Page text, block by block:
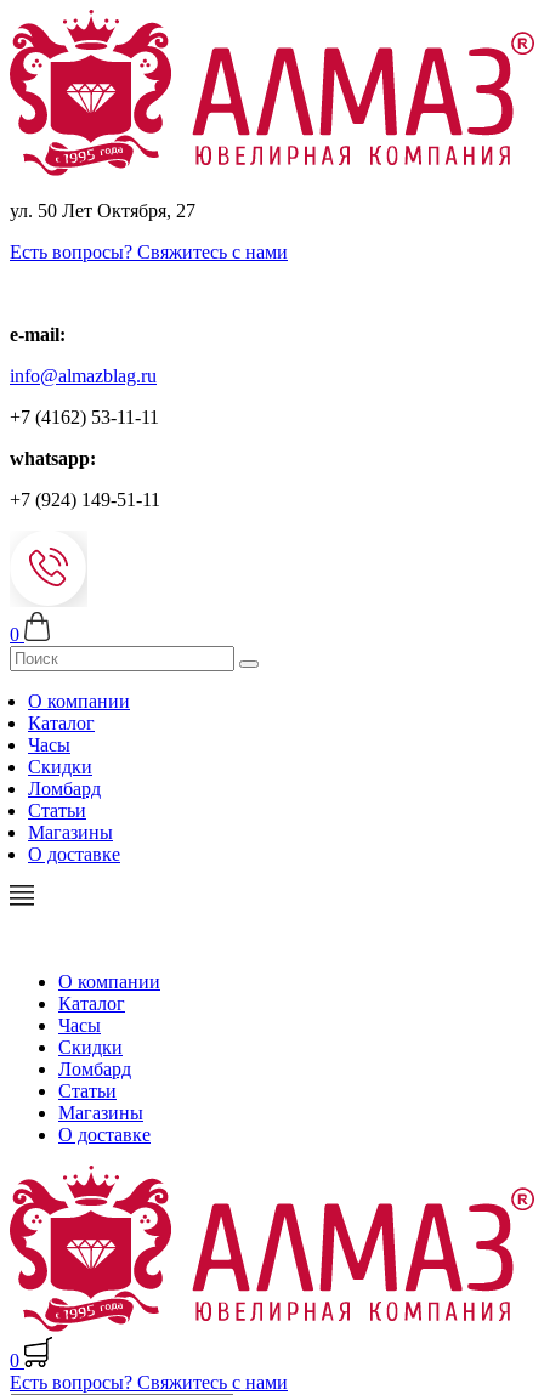
ул. 50 Лет Октября, 27
Есть вопросы? Свяжитесь с нами
e-mail:
info@almazblag.ru
+7 (4162) 53-11-11
whatsapp:
+7 (924) 149-51-11
0
О компании
Каталог
Часы
Скидки
Ломбард
Статьи
Магазины
О доставке
О компании
Каталог
Часы
Скидки
Ломбард
Статьи
Магазины
О доставке
0
Есть вопросы? Свяжитесь с нами